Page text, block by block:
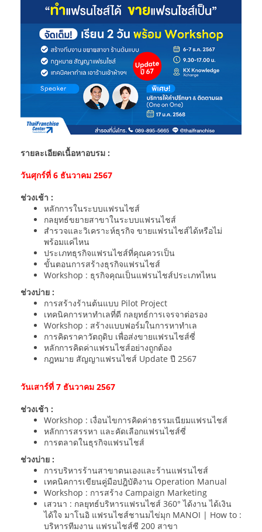
รายละเอียดเนื้อหาอบรม :
วันศุกร์ที่ 6 ธันวาคม 2567
ช่วงเช้า :
หลักการในระบบแฟรนไชส์
กลยุทธ์ขยายสาขาในระบบแฟรนไชส์
สำรวจและวิเคราะห์ธุรกิจ ขายแฟรนไชส์ได้หรือไม่
พร้อมแค่ไหน
ประเภทธุรกิจแฟรนไชส์ที่คุณควรเป็น
ขั้นตอนการสร้างธุรกิจแฟรนไชส์
Workshop : ธุรกิจคุณเป็นแฟรนไชส์ประเภทไหน
ช่วงบ่าย :
การสร้างร้านต้นแบบ Pilot Project
เทคนิคการหาทำเลที่ดี กลยุทธ์การเจรจาต่อรอง
Workshop : สร้างแบบฟอร์มในการหาทำเล
การคิดราคาวัตถุดิบ เพื่อส่งขายแฟรนไชส์ซี่
หลักการคิดค่าแฟรนไชส์อย่างถูกต้อง
กฎหมาย สัญญาแฟรนไชส์ Update ปี 2567
วันเสาร์ที่ 7 ธันวาคม 2567
ช่วงเช้า :
Workshop : เงื่อนไขการคิดค่าธรรมเนียมแฟรนไชส์
หลักการสรรหา และคัดเลือกแฟรนไชส์ซี่
การตลาดในธุรกิจแฟรนไชส์
ช่วงบ่าย :
การบริหารร้านสาขาตนเองและร้านแฟรนไชส์
เทคนิคการเขียนคู่มือปฎิบัติงาน Operation Manual
Workshop : การสร้าง Campaign Marketing
เสวนา : กลยุทธ์บริหารแฟรนไชส์ 360° ได้งาน ได้เงิน
ได้ใจ มาโนอิ แฟรนไชส์ชานมไข่มุก MANOI | How to :
บริหารทีมงาน แฟรนไชส์ซี 200 สาขา